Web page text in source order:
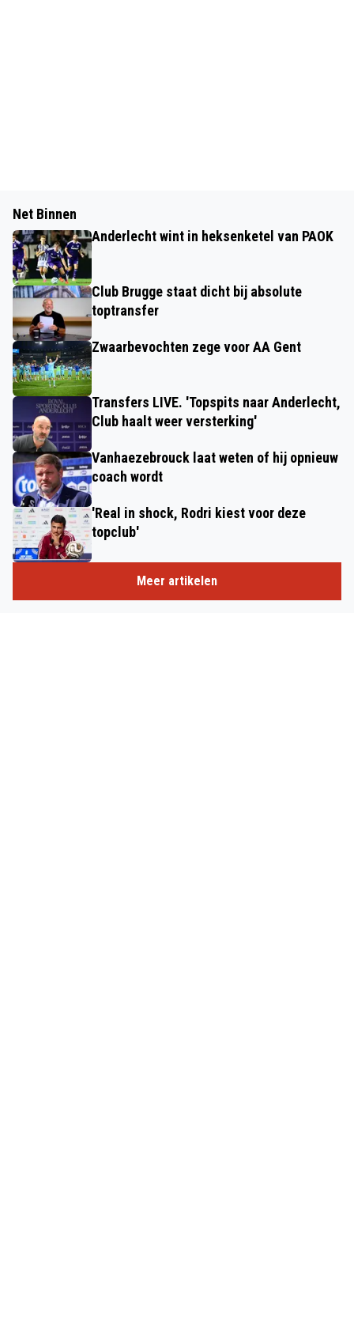
Net Binnen
Anderlecht wint in heksenketel van PAOK
Club Brugge staat dicht bij absolute
toptransfer
Zwaarbevochten zege voor AA Gent
Transfers LIVE. 'Topspits naar Anderlecht,
Club haalt weer versterking'
Vanhaezebrouck laat weten of hij opnieuw
coach wordt
'Real in shock, Rodri kiest voor deze
topclub'
Meer artikelen